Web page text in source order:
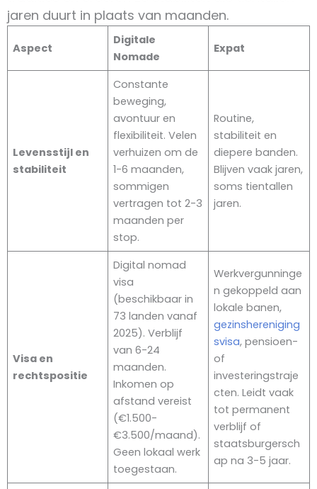
jaren duurt in plaats van maanden.
Aspect
Digitale
Nomade
Expat
Levensstijl en
stabiliteit
Constante
beweging,
avontuur en
flexibiliteit. Velen
verhuizen om de
1-6 maanden,
sommigen
vertragen tot 2-3
maanden per
stop.
Routine,
stabiliteit en
diepere banden.
Blijven vaak jaren,
soms tientallen
jaren.
Visa en
rechtspositie
Digital nomad
visa
(beschikbaar in
73 landen vanaf
2025). Verblijf
van 6-24
maanden.
Inkomen op
afstand vereist
(€1.500-
€3.500/maand).
Geen lokaal werk
toegestaan.
Werkvergunninge
n gekoppeld aan
lokale banen,
gezinshereniging
svisa, pensioen-
of
investeringstraje
cten. Leidt vaak
tot permanent
verblijf of
staatsburgersch
ap na 3-5 jaar.